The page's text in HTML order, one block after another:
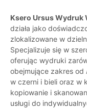
Ksero Ursus Wydruk
działa jako
zlokalizowane w
Specjalizuje się w
oferując wydruki
obejmujące zakres od
w czerni i bieli oraz w
kopiowanie i
usługi do